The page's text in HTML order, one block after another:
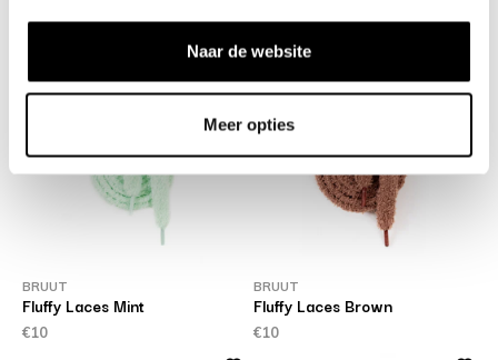
Naar de website
Meer opties
BRUUT
Fluffy Laces Mint
€10
BRUUT
Fluffy Laces Brown
€10